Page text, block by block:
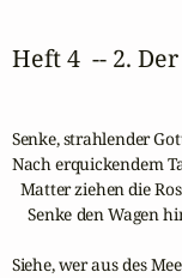
Heft 4  -- 2.
Senke, strahlender
Nach erquickendem
Matter ziehen die
Senke den Wagen
Siehe, wer aus des